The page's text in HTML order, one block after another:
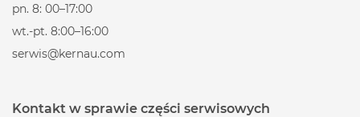
pn. 8: 00–17:00
wt.-pt. 8:00–16:00
serwis@kernau.com
Kontakt w sprawie części serwisowych